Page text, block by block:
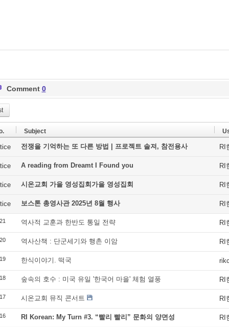
Comment 0
Subject
전쟁을 기억하는 또 다른 방법 | 프로젝트 솔져, 참전용사 RI
A reading from Dreamt I Found you RI
시온교회 가을 영성집회가을 영성집회 RI
보스톤 총영사관 2025년 8월 행사 RI
역사적 교훈과 한반도 통일 전략 RI
역사산책 : 단군세기와 행촌 이암 RI
한식이야기. 떡국
숲속의 호수 : 미국 유일 '한국어 마을' 체험 열풍 RI
시온교회 뮤직 콘서트 RI
RI Korean: My Turn #3. “빨리 빨리” 문화의 양면성 RI